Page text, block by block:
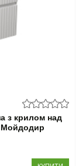
з крилом над
Мойдодир